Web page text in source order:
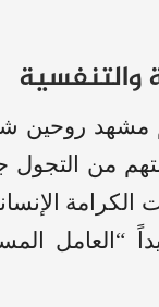
والتنفسية
مشهد روحين
من التجول
“العامل